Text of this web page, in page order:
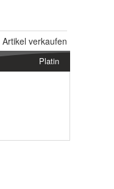
Artikel verkaufen
Platin